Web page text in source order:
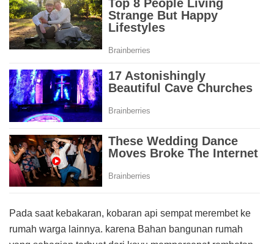
Pada saat kebakaran, kobaran api sempat merembet ke
rumah warga lainnya. karena Bahan bangunan rumah